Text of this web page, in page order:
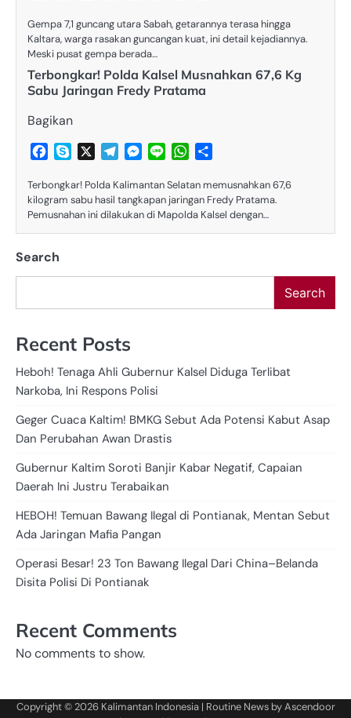
Gempa 7,1 guncang utara Sabah, getarannya terasa hingga
Kaltara, warga rasakan guncangan kuat, ini detail kejadiannya.
Meski pusat gempa berada…
Terbongkar! Polda Kalsel Musnahkan 67,6 Kg
Sabu Jaringan Fredy Pratama
Bagikan
Facebook
Skype TelegramMessenger
Line WhatsApp
Terbongkar! Polda Kalimantan Selatan memusnahkan 67,6
kilogram sabu hasil tangkapan jaringan Fredy Pratama.
Pemusnahan ini dilakukan di Mapolda Kalsel dengan…
Search
Search
Recent Posts
Heboh! Tenaga Ahli Gubernur Kalsel Diduga Terlibat
Narkoba, Ini Respons Polisi
Geger Cuaca Kaltim! BMKG Sebut Ada Potensi Kabut Asap
Dan Perubahan Awan Drastis
Gubernur Kaltim Soroti Banjir Kabar Negatif, Capaian
Daerah Ini Justru Terabaikan
HEBOH! Temuan Bawang Ilegal di Pontianak, Mentan Sebut
Ada Jaringan Mafia Pangan
Operasi Besar! 23 Ton Bawang Ilegal Dari China–Belanda
Disita Polisi Di Pontianak
Recent Comments
No comments to show.
Copyright © 2026 Kalimantan Indonesia| Routine News byAscendoor